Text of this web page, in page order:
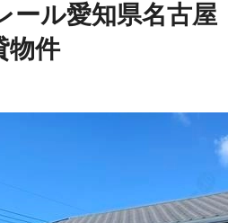
ール愛知県名古屋
物件